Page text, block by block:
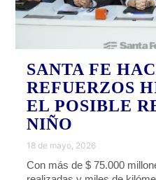
SANTA FE
REFUERZOS
EL POSIBLE
NIÑO
18 de mayo, 2026
Con más de $ 75.000